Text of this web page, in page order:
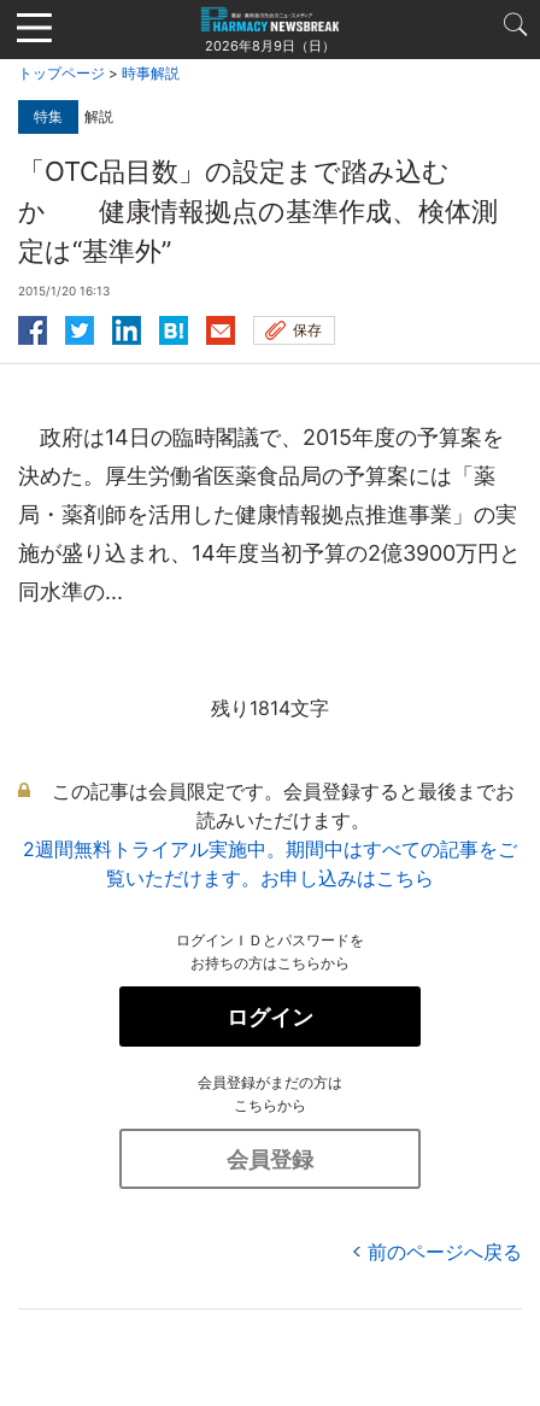
Jump
to
navigation
2026年8月9日（日）
トップページ > 時事解説
特集 解説
「OTC品目数」の設定まで踏み込む
か 健康情報拠点の基準作成、検体測
定は“基準外”
2015/1/20 16:13
保存
政府は14日の臨時閣議で、2015年度の予算案を
決めた。厚生労働省医薬食品局の予算案には「薬
局・薬剤師を活用した健康情報拠点推進事業」の実
施が盛り込まれ、14年度当初予算の2億3900万円と
同水準の...
残り1814文字
この記事は会員限定です。会員登録すると最後までお
読みいただけます。
2週間無料トライアル実施中。期間中はすべての記事をご
覧いただけます。お申し込みはこちら
ログインＩＤとパスワードを
お持ちの方はこちらから
ログイン
会員登録がまだの方は
こちらから
会員登録
前のページへ戻る